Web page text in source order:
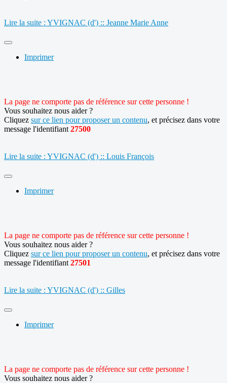
Lire la suite : YVIGNAC (d') :: Jeanne Marie Anne
Imprimer
La page ne comporte pas de référence sur cette personne !
Vous souhaitez nous aider ?
Cliquez sur ce lien pour proposer un contenu, et précisez dans votre
message l'identifiant 27500
Lire la suite : YVIGNAC (d') :: Louis François
Imprimer
La page ne comporte pas de référence sur cette personne !
Vous souhaitez nous aider ?
Cliquez sur ce lien pour proposer un contenu, et précisez dans votre
message l'identifiant 27501
Lire la suite : YVIGNAC (d') :: Gilles
Imprimer
La page ne comporte pas de référence sur cette personne !
Vous souhaitez nous aider ?